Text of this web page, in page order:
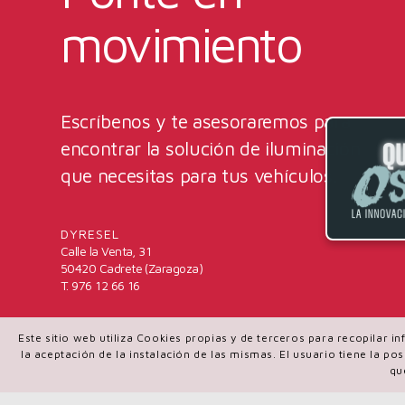
movimiento
Escríbenos y te asesoraremos para
encontrar la solución de iluminación
que necesitas para tus vehículos.
DYRESEL
Calle la Venta, 31
50420 Cadrete (Zaragoza)
T. 976 12 66 16
Este sitio web utiliza Cookies propias y de terceros para recopilar
la aceptación de la instalación de las mismas. El usuario tiene la